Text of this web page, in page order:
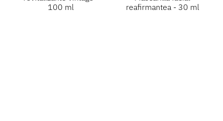
100 ml
reafirmantea - 30 ml